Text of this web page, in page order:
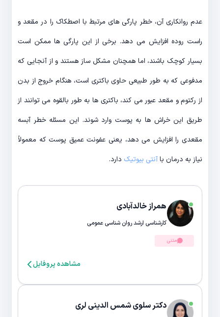
عدم روانکاری آن، خطر پارگی های مرتبط با اصطکاک را در مقعد و
راست روده افزایش می دهد. برخی از این پارگی ها ممکن است
بسیار کوچک باشند، اما همچنان مشکل ساز هستند و از آنجایی که
مدفوعی که به طور طبیعی حاوی باکتری است، هنگام خروج از بدن
از رکتوم و مقعد عبور می کند، باکتری ها به طور بالقوه می توانند از
طریق این خراش ها به پوست وارد شوند. این مسئله خطر آبسه
مقعدی را افزایش می دهد، یعنی عفونت عمیق پوست که معمولاً
نیاز به درمان باآنتی بیوتیک دارد.
همراز خالدآبادی
کارشناسی ارشد روان شناسی عمومی
متنی
مشاهده پروفایل
دکتر سلوی شمس الدینی لری